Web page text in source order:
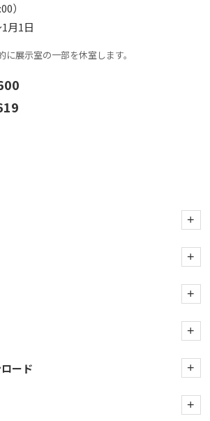
）
月1日
展示室の一部を休室します。
+
+
+
+
ード +
+